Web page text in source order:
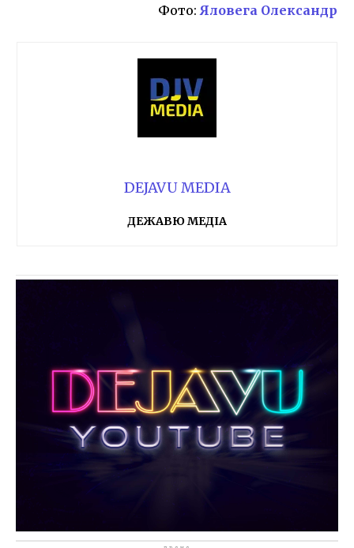
Фото: Яловега Олександр
DEJAVU MEDIA
ДЕЖАВЮ МЕДІА